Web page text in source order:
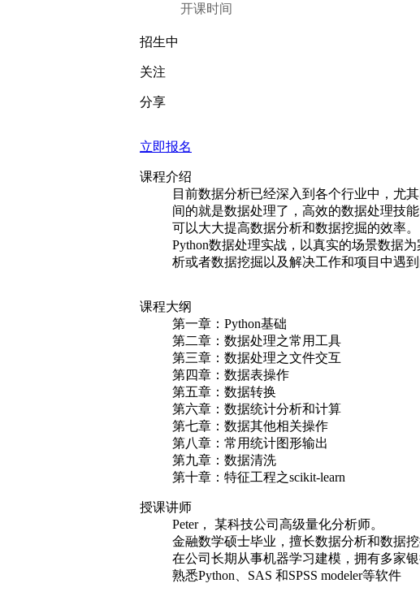
开课时间
招生中
关注
分享
立即报名
课程介绍
目前数据分析已经深入到各个行业中，尤
间的就是数据处理了，高效的数据处理技
可以大大提高数据分析和数据挖掘的效率。
Python数据处理实战，以真实的场景数据
析或者数据挖掘以及解决工作和项目中遇到
课程大纲
第一章：Python基础
第二章：数据处理之常用工具
第三章：数据处理之文件交互
第四章：数据表操作
第五章：数据转换
第六章：数据统计分析和计算
第七章：数据其他相关操作
第八章：常用统计图形输出
第九章：数据清洗
第十章：特征工程之scikit-learn
授课讲师
Peter， 某科技公司高级量化分析师。
金融数学硕士毕业，擅长数据分析和数据挖
在公司长期从事机器学习建模，拥有多家
熟悉Python、SAS 和SPSS modeler等软件